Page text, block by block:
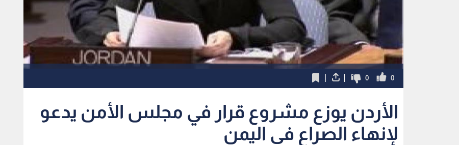
0
0
الأردن يوزع مشروع قرار في مجلس الأمن يدعو
لإنهاء الصراع في اليمن